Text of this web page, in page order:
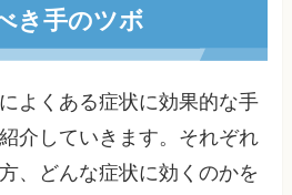
き手のツボ
よくある症状に効果的な手
介していきます。それぞれ
、どんな症状に効くのかを